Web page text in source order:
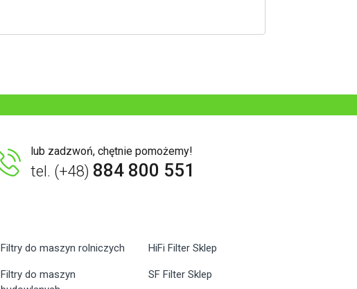
lub zadzwoń, chętnie pomożemy!
tel. (+48) 884 800 551
Filtry do maszyn rolniczych
Filtry do maszyn
HiFi Filter Sklep
SF Filter Sklep